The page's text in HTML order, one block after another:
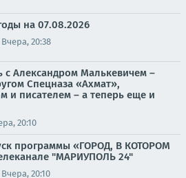
на 07.08.2026
Вчера, 20:38
с Александром Малькевичем –
Спецназа «Ахмат»,
и писателем – а теперь еще и
20:10
программы «ГОРОД, В КОТОРОМ
"МАРИУПОЛЬ 24"
Вчера, 20:10